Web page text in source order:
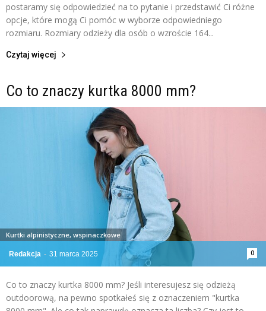
postaramy się odpowiedzieć na to pytanie i przedstawić Ci różne
opcje, które mogą Ci pomóc w wyborze odpowiedniego
rozmiaru. Rozmiary odzieży dla osób o wzroście 164...
Czytaj więcej
Co to znaczy kurtka 8000 mm?
Redakcja - 31 marca 2025 0
Kurtki alpinistyczne, wspinaczkowe
Co to znaczy kurtka 8000 mm? Jeśli interesujesz się odzieżą
outdoorową, na pewno spotkałeś się z oznaczeniem "kurtka